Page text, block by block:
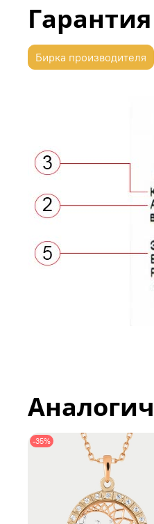
Бирка производителя
-35%